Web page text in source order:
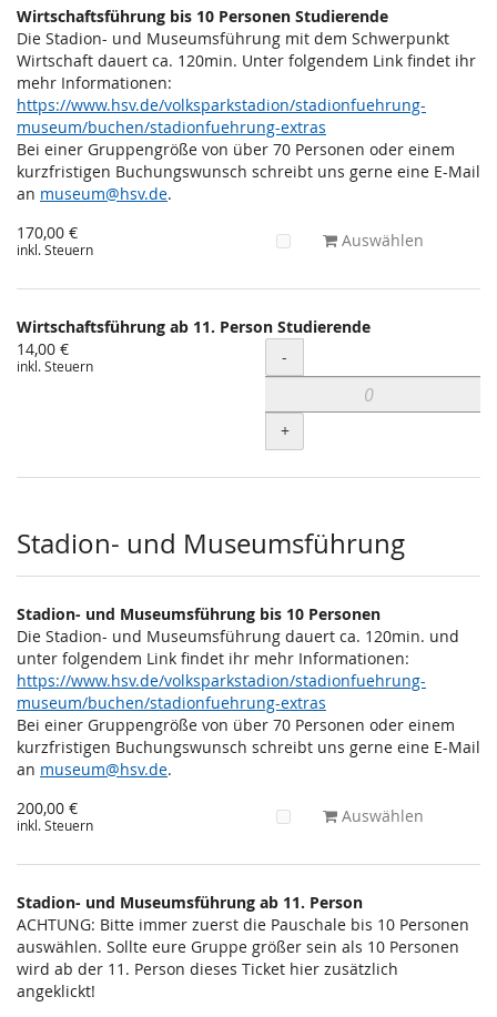
Wirtschaftsführung bis 10 Personen Studierende
Die Stadion- und Museumsführung mit dem Schwerpunkt
Wirtschaft dauert ca. 120min. Unter folgendem Link findet ihr
mehr Informationen:
https://www.hsv.de/volksparkstadion/stadionfuehrung-
museum/buchen/stadionfuehrung-extras
Bei einer Gruppengröße von über 70 Personen oder einem
kurzfristigen Buchungswunsch schreibt uns gerne eine E-Mail
an museum@hsv.de.
170,00 €
inkl. Steuern Auswählen
Wirtschaftsführung ab 11. Person Studierende
14,00 €
inkl. Steuern Menge
-
+
Stadion- und Museumsführung
Stadion- und Museumsführung bis 10 Personen
Die Stadion- und Museumsführung dauert ca. 120min. und
unter folgendem Link findet ihr mehr Informationen:
https://www.hsv.de/volksparkstadion/stadionfuehrung-
museum/buchen/stadionfuehrung-extras
Bei einer Gruppengröße von über 70 Personen oder einem
kurzfristigen Buchungswunsch schreibt uns gerne eine E-Mail
an museum@hsv.de.
200,00 €
inkl. Steuern Auswählen
Stadion- und Museumsführung ab 11. Person
ACHTUNG: Bitte immer zuerst die Pauschale bis 10 Personen
auswählen. Sollte eure Gruppe größer sein als 10 Personen
wird ab der 11. Person dieses Ticket hier zusätzlich
angeklickt!